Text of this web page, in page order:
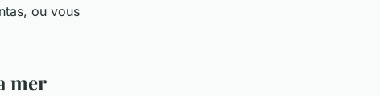
ou vous
mer